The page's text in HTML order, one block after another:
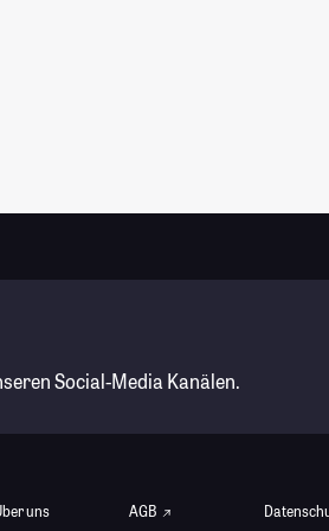
Social-Media Kanälen.
uns AGB